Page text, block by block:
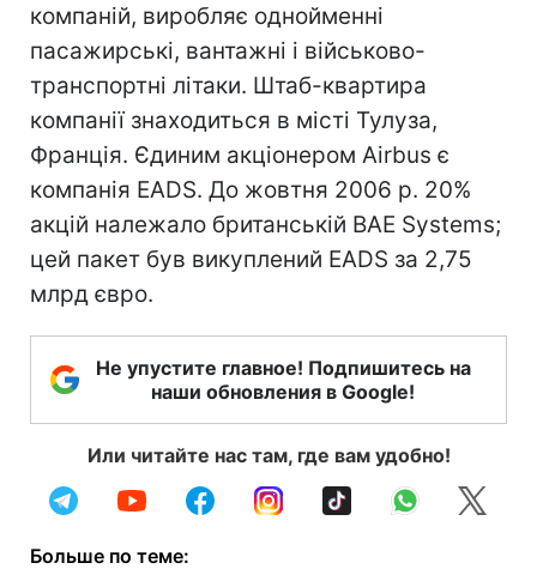
компаній, виробляє однойменні
пасажирські, вантажні і військово-
транспортні літаки. Штаб-квартира
компанії знаходиться в місті Тулуза,
Франція. Єдиним акціонером Airbus є
компанія EADS. До жовтня 2006 р. 20%
акцій належало британській BAE Systems;
цей пакет був викуплений EADS за 2,75
млрд євро.
Не упустите главное! Подпишитесь на
наши обновления в Google!
Или читайте нас там, где вам удобно!
Больше по теме: